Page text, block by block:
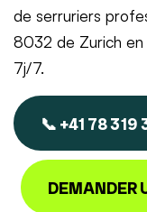
de serruriers
8032 de Zurich
7j/7.
📞 +41 78 319
DEMANDER